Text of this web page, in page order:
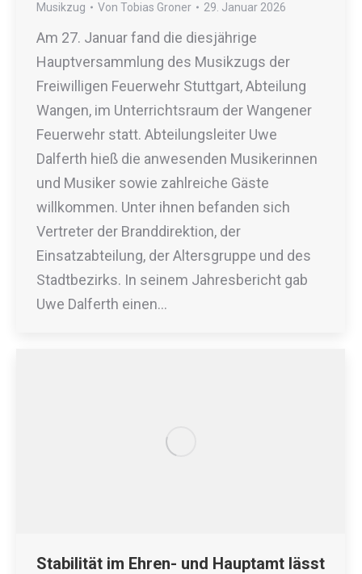
Musikzug Von Tobias Groner 29. Januar 2026
Am 27. Januar fand die diesjährige
Hauptversammlung des Musikzugs der
Freiwilligen Feuerwehr Stuttgart, Abteilung
Wangen, im Unterrichtsraum der Wangener
Feuerwehr statt. Abteilungsleiter Uwe
Dalferth hieß die anwesenden Musikerinnen
und Musiker sowie zahlreiche Gäste
willkommen. Unter ihnen befanden sich
Vertreter der Branddirektion, der
Einsatzabteilung, der Altersgruppe und des
Stadtbezirks. In seinem Jahresbericht gab
Uwe Dalferth einen…
Stabilität im Ehren- und Hauptamt lässt